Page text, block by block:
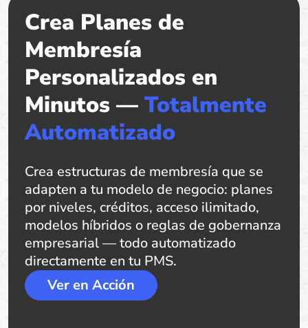
Crea Planes de
Membresía
Personalizados en
Minutos — Totalmente
Automatizado
Crea estructuras de membresía que se
adapten a tu modelo de negocio: planes
por niveles, créditos, acceso ilimitado,
modelos híbridos o reglas de gobernanza
empresarial — todo automatizado
directamente en tu PMS.
Ver en Acción